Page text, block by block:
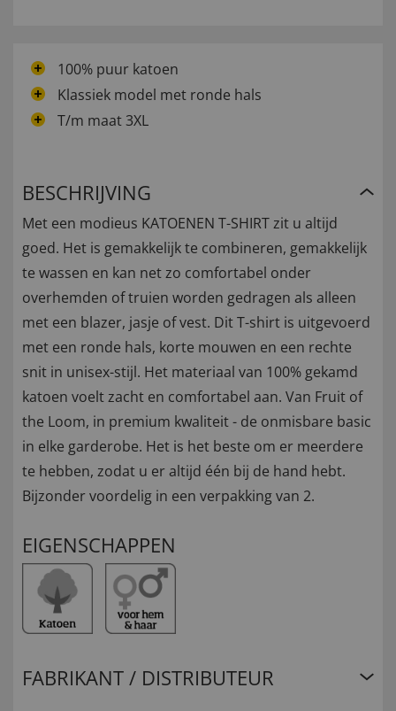
100% puur katoen
Klassiek model met ronde hals
T/m maat 3XL
BESCHRIJVING
Met een modieus KATOENEN T-SHIRT zit u altijd
goed. Het is gemakkelijk te combineren, gemakkelijk
te wassen en kan net zo comfortabel onder
overhemden of truien worden gedragen als alleen
met een blazer, jasje of vest. Dit T-shirt is uitgevoerd
met een ronde hals, korte mouwen en een rechte
snit in unisex-stijl. Het materiaal van 100% gekamd
katoen voelt zacht en comfortabel aan. Van Fruit of
the Loom, in premium kwaliteit - de onmisbare basic
in elke garderobe. Het is het beste om er meerdere
te hebben, zodat u er altijd één bij de hand hebt.
Bijzonder voordelig in een verpakking van 2.
EIGENSCHAPPEN
FABRIKANT / DISTRIBUTEUR